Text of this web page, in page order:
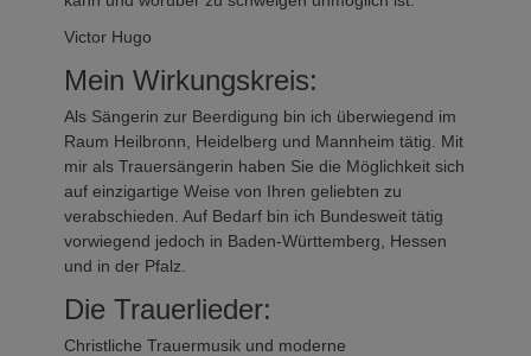
Victor Hugo
Mein Wirkungskreis:
Als Sängerin zur Beerdigung bin ich überwiegend im
Raum Heilbronn, Heidelberg und Mannheim tätig. Mit
mir als Trauersängerin haben Sie die Möglichkeit sich
auf einzigartige Weise von Ihren geliebten zu
verabschieden. Auf Bedarf bin ich Bundesweit tätig
vorwiegend jedoch in Baden-Württemberg, Hessen
und in der Pfalz.
Die Trauerlieder:
Christliche Trauermusik und moderne